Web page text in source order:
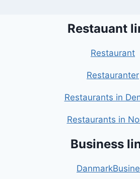
Restauant
Restaurant
Restauranter
Restaurants in
Restaurants in
Business